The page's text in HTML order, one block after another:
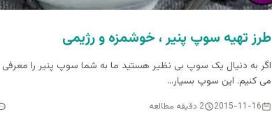
طرز تهیه سوپ پنیر ، خوشمزه و رژیمی
اگر به دنیال یک سوپ بی نظیر هستید ما به شما سوپ پنیر را معرفی
می کنیم. این سوپ بسیار...
2015-11-16 2 دقیقه مطالعه